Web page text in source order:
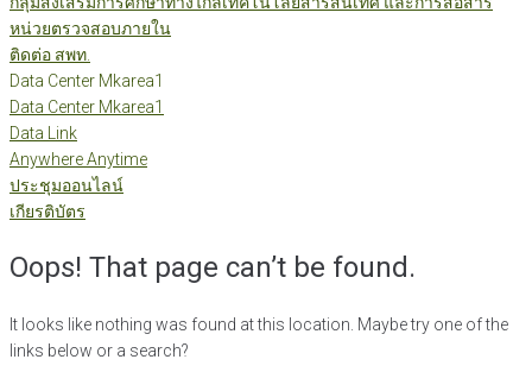
หน่วยตรวจสอบภายใน
ติดต่อ สพท.
Data Center Mkarea1
Data Center Mkarea1
Data Link
Anywhere Anytime
ประชุมออนไลน์
เกียรติบัตร
Oops! That page can’t be found.
It looks like nothing was found at this location. Maybe try one of the
links below or a search?